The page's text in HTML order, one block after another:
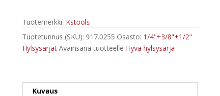
määrä
Tuotemerkki: Kstools
Tuotetunnus (SKU): 917.0255 Osasto: 1/4"+3/8"+1/2"
Hylsysarjat Avainsana tuotteelle Hyvä hylsysarja
Kuvaus